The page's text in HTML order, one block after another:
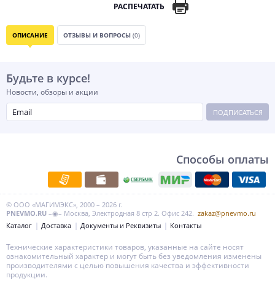
РАСПЕЧАТАТЬ
ОПИСАНИЕ ОТЗЫВЫ И ВОПРОСЫ (0)
Будьте в курсе!
Новости, обзоры и акции
ПОДПИСАТЬСЯ
Способы оплаты
© ООО «МАГИМЭКС», 2000 – 2026 г.
PNEVMO.RU –◉– Москва, Электродная 8 стр 2. Офис 242. zakaz@pnevmo.ru
Каталог
Доставка Документы и Реквизиты Контакты
Технические характеристики товаров, указанные на сайте носят
ознакомительный характер и могут быть без уведомления изменены
производителями с целью повышения качества и эффективности
продукции.